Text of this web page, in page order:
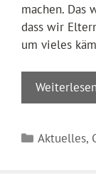
machen. Das
dass wir
um vieles
Kategorien
Aktuelles,